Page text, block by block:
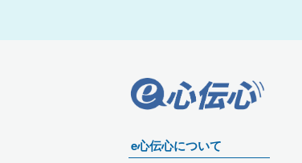
e心伝心について